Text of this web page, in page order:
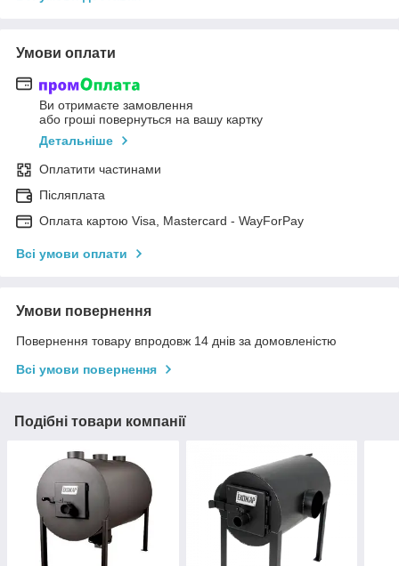
Умови оплати
Ви отримаєте замовлення
або гроші повернуться на вашу картку
Детальніше
Оплатити частинами
Післяплата
Оплата картою Visa, Mastercard - WayForPay
Всі умови оплати
Умови повернення
Повернення товару впродовж 14 днів за домовленістю
Всі умови повернення
Подібні товари компанії